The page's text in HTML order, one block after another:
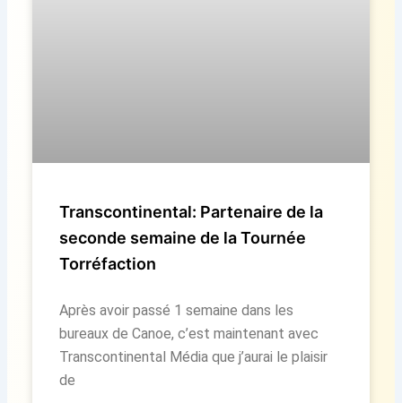
Transcontinental: Partenaire de la
seconde semaine de la Tournée
Torréfaction
Après avoir passé 1 semaine dans les
bureaux de Canoe, c’est maintenant avec
Transcontinental Média que j’aurai le plaisir
de